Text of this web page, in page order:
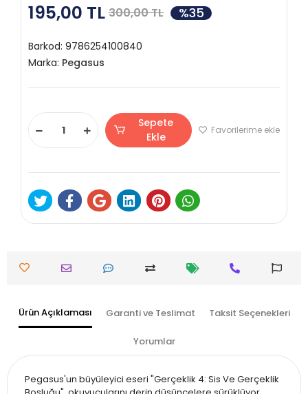
195,00 TL 300,00 TL %35
Barkod: 9786254100840
Marka: Pegasus
Sepete
Ekle
Favorilerime ekle
Ürün Açıklaması Garanti ve Teslimat Taksit Seçenekleri
Yorumlar
Pegasus'un büyüleyici eseri "Gerçeklik 4: Sis Ve Gerçeklik